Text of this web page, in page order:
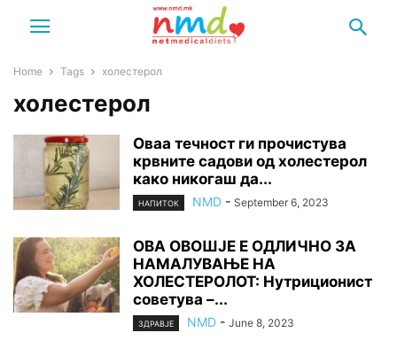
Home Tags холестерол
холестерол
Оваа течност ги прочистува
крвните садови од холестерол
како никогаш да...
НАПИТОК NMD - September 6, 2023
ОВА ОВОШЈЕ Е ОДЛИЧНО ЗА
НАМАЛУВАЊЕ НА
ХОЛЕСТЕРОЛОТ: Нутриционист
советува –...
ЗДРАВЈЕ NMD - June 8, 2023